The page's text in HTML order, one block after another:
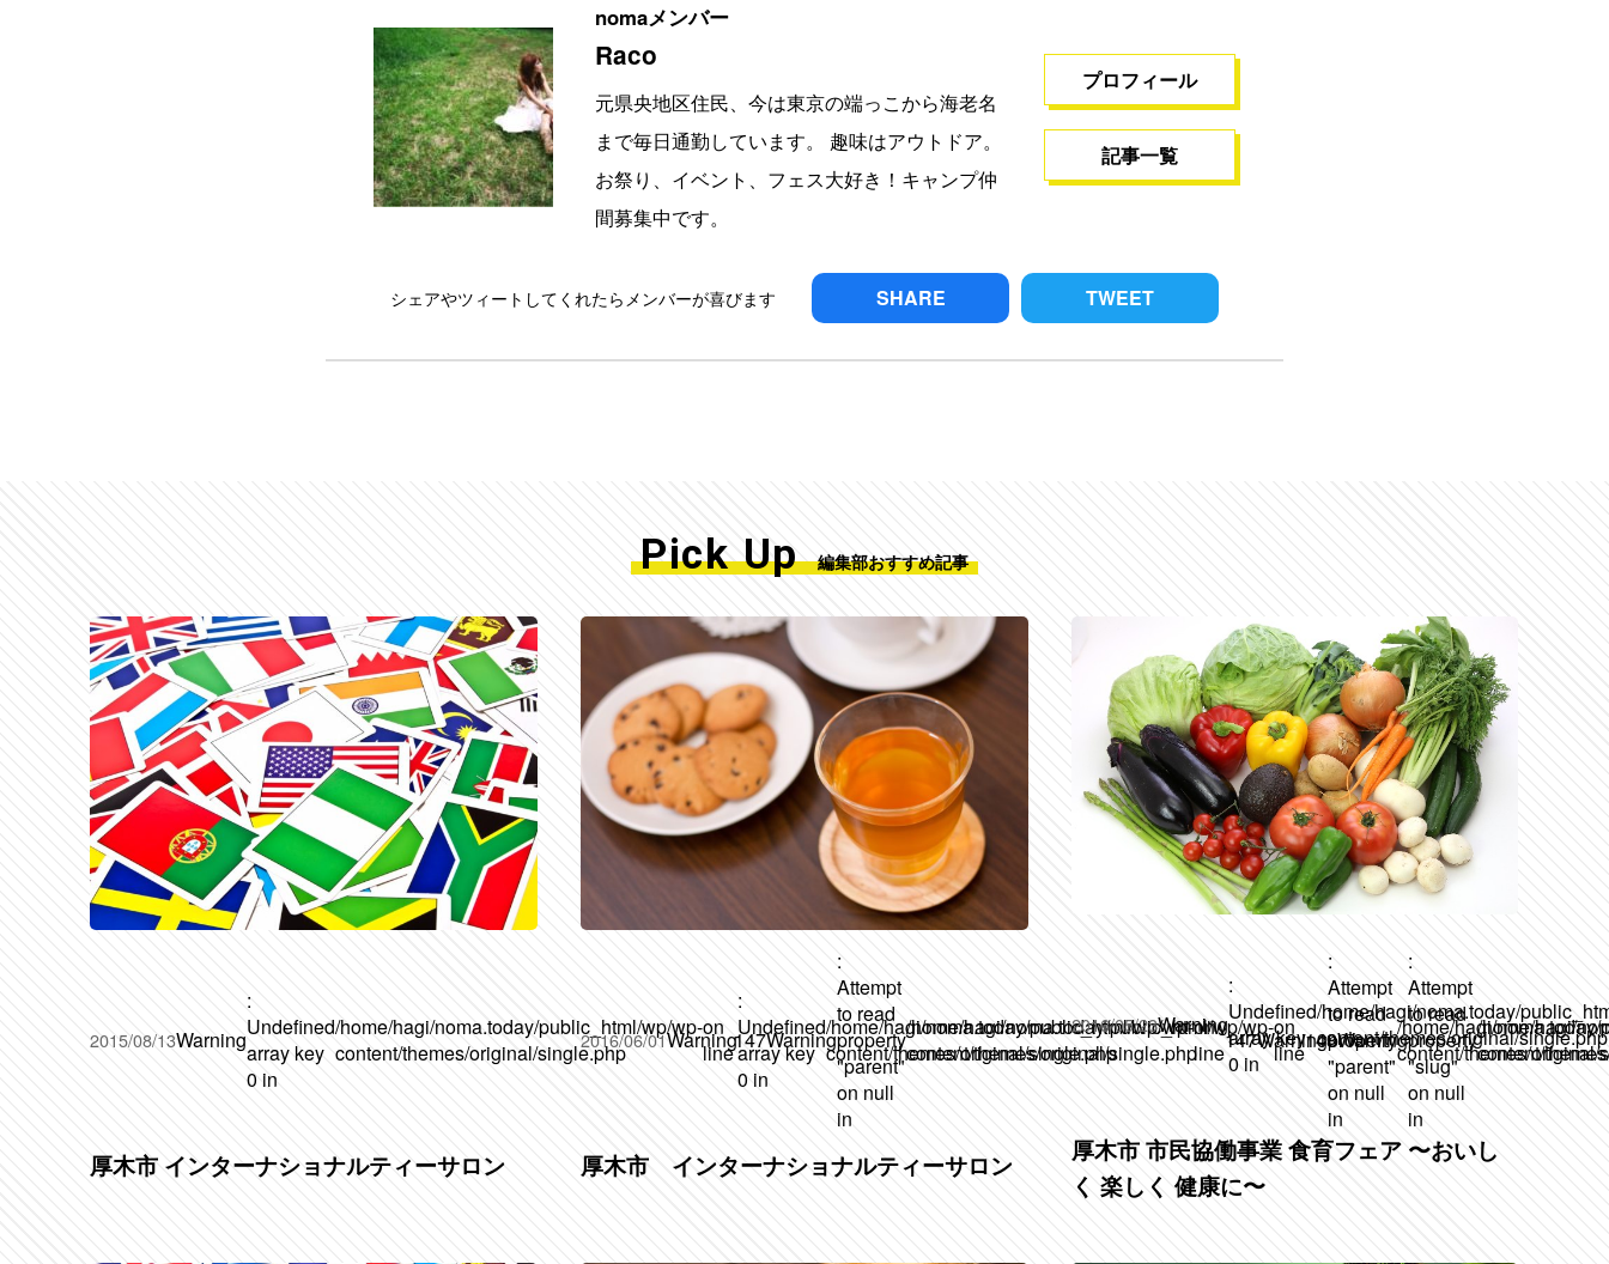
nomaメンバー
Raco
元県央地区住民、今は東京の端っこから海老名
まで毎日通勤しています。 趣味はアウトドア。
お祭り、イベント、フェス大好き！キャンプ仲
間募集中です。
プロフィール
記事一覧
シェアやツィートしてくれたらメンバーが喜びます SHARE TWEET
Pick Up 編集部おすすめ記事
2015/08/13Warning
:
Undefined
array key
0 in
/home/hagi/noma.today/public_html/wp/wp-
content/themes/original/single.php
on
line147Warning
:
Attempt
to read
property
"parent"
on null
in
/home/hagi/noma.today/public_html/wp/wp-
content/themes/original/single.php
on
line148Warning
:
Attempt
to read
property
"slug"
on null
in
/home/hagi/
content/
厚木市 インターナショナルティーサロン
2016/06/01Warning
:
Undefined
array key
0 in
/home/hagi/noma.today/public_html/wp/wp-
content/themes/original/single.php
on
line147Warning
:
Attempt
to read
property
"parent"
on null
in
/home/hagi/
content/themes/original/
厚木市 インターナショナルティーサロン
2016/05/23Warning
:
Undefined
array key
0 in
/home/hagi/noma.today/
content/themes/original/single.php
厚木市 市民協働事業 食育フェア 〜おいし
く 楽しく 健康に〜